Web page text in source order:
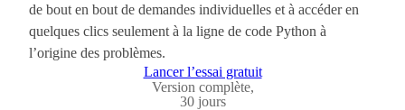
de bout en bout de demandes individuelles et à accéder en
quelques clics seulement à la ligne de code Python à
l’origine des problèmes.
Lancer l’essai gratuit
Version complète,
30 jours